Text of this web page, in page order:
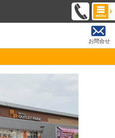
お問合せ